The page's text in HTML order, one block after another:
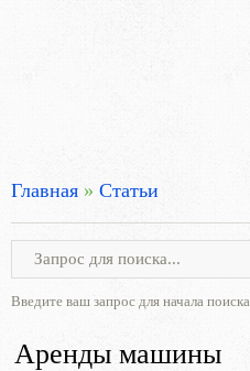
Главная » Статьи
Введите ваш запрос для начала поиска.
Аренды машины